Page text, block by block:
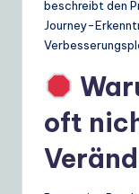
w
S
beschreibt den
Journey-
oft